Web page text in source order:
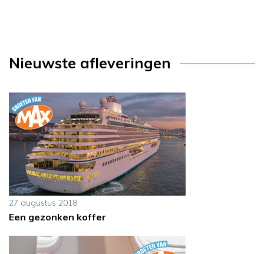
Nieuwste afleveringen
27 augustus 2018
Een gezonken koffer